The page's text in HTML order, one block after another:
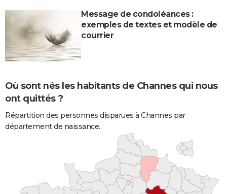
Message de condoléances :
exemples de textes et modèle de
courrier
Où sont nés les habitants de Channes qui nous
ont quittés ?
Répartition des personnes disparues à Channes par
département de naissance.